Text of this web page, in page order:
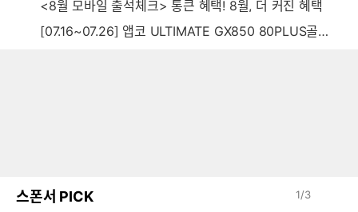
<8월 모바일 출석체크> 통큰 혜택! 8월, 더 커진 혜택
[07.16~07.26] 앱코 ULTIMATE GX850 80PLUS골드 풀모듈러 ATX3.0 블랙
스폰서 PICK 1/3